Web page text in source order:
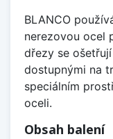
BLANCO
nerezovou ocel
dřezy se
dostupnými na
speciálním
oceli.
Obsah balení